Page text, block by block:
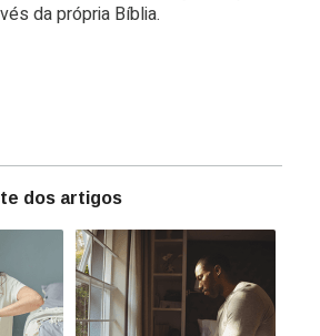
da própria Bíblia.
dos artigos